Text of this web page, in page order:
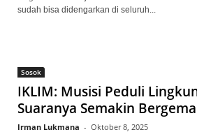
sudah bisa didengarkan di seluruh...
Sosok
IKLIM: Musisi Peduli
Suaranya Semakin Bergema
Irman Lukmana - Oktober 8, 2025